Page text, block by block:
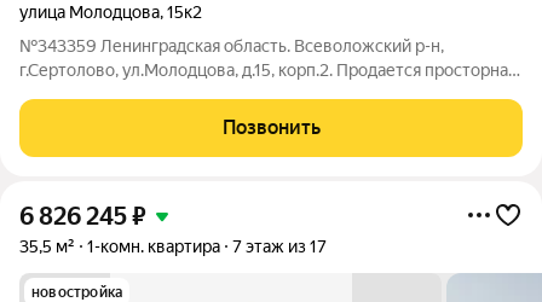
улица Молодцова,15к2
№343359 Ленинградская область. Всеволожский р-н,
г.Сертолово, ул.Молодцова, д.15, корп.2. Продается просторная
десятиэтажного дома. Квартира в прямой продаже, один
взрослый собственник,
Позвонить
6 826 245₽
35,5 м² 1-комн. квартира 7 этаж из 17
новостройка